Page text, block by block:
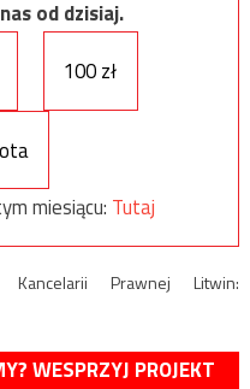
od dzisiaj.
100 zł
miesiącu: Tutaj
Prawnej Litwin:
WESPRZYJ PROJEKT